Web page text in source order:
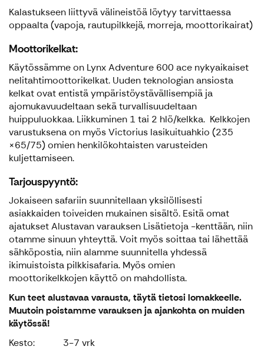
Kalastukseen liittyvä välineistöä löytyy tarvittaessa
oppaalta (vapoja, rautupilkkejä, morreja, moottorikairat)
Moottorikelkat:
Käytössämme on Lynx Adventure 600 ace nykyaikaiset
nelitahtimoottorikelkat. Uuden teknologian ansiosta
kelkat ovat entistä ympäristöystävällisempiä ja
ajomukavuudeltaan sekä turvallisuudeltaan
huippuluokkaa. Liikkuminen 1 tai 2 hlö/kelkka. Kelkkojen
varustuksena on myös Victorius lasikuituahkio (235
×65/75) omien henkilökohtaisten varusteiden
kuljettamiseen.
Tarjouspyyntö:
Jokaiseen safariin suunnitellaan yksilöllisesti
asiakkaiden toiveiden mukainen sisältö. Esitä omat
ajatukset Alustavan varauksen Lisätietoja -kenttään, niin
otamme sinuun yhteyttä. Voit myös soittaa tai lähettää
sähköpostia, niin alamme suunnitella yhdessä
ikimuistoista pilkkisafaria. Myös omien
moottorikelkkojen käyttö on mahdollista.
Kun teet alustavaa varausta, täytä tietosi lomakkeelle.
Muutoin poistamme varauksen ja ajankohta on muiden
käytössä!
Kesto: 3-7 vrk